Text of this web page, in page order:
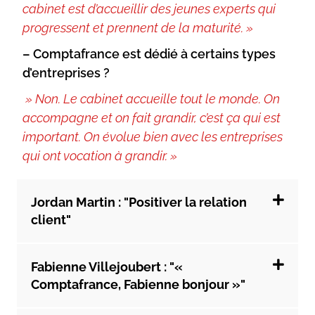
cabinet est d’accueillir des jeunes experts qui
progressent et prennent de la maturité. »
– Comptafrance est dédié à certains types
d’entreprises ?
» Non. Le cabinet accueille tout le monde. On
accompagne et on fait grandir, c’est ça qui est
important. On évolue bien avec les entreprises
qui ont vocation à grandir. »
Jordan Martin : "Positiver la relation
client"
Fabienne Villejoubert : "«
Comptafrance, Fabienne bonjour »"